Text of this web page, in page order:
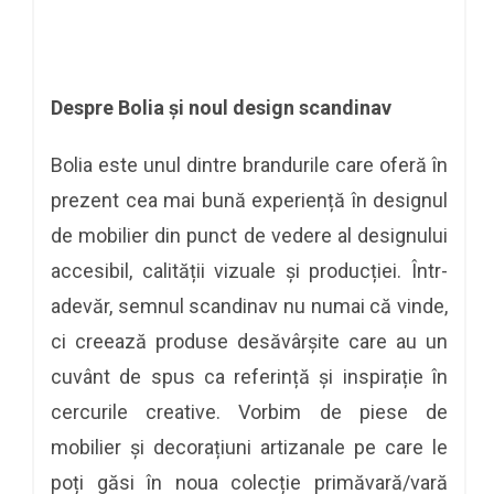
Despre Bolia și noul design scandinav
Bolia este unul dintre brandurile care oferă în
prezent cea mai bună experiență în designul
de mobilier din punct de vedere al designului
accesibil, calității vizuale și producției. Într-
adevăr, semnul scandinav nu numai că vinde,
ci creează produse desăvârșite care au un
cuvânt de spus ca referință și inspirație în
cercurile creative. Vorbim de piese de
mobilier și decorațiuni artizanale pe care le
poți găsi în noua colecție primăvară/vară